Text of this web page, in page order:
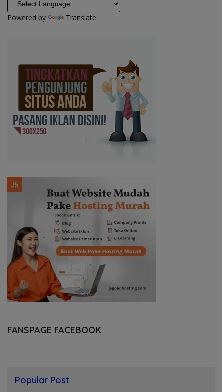
Powered by Translate
FANSPAGE FACEBOOK
Popular Post